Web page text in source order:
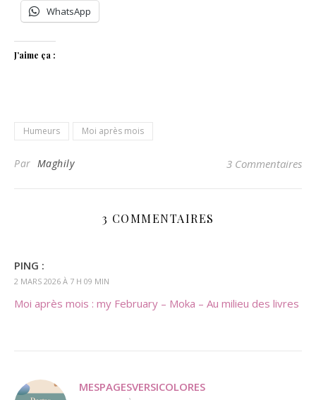
WhatsApp
J’aime ça :
Humeurs Moi après mois
Par Maghily 3 Commentaires
3 COMMENTAIRES
PING :
2 MARS 2026 À 7 H 09 MIN
Moi après mois : my February – Moka – Au milieu des livres
MESPAGESVERSICOLORES